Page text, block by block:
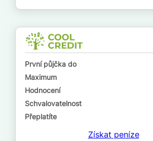
V hotovosti
ano
ne
První půjčka do
Maximum
Hodnocení
Schvalovatelnost
Přeplatíte
Získat peníze